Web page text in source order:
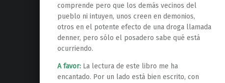
comprende pero que los demás vecinos del
pueblo ni intuyen, unos creen en demonios,
otros en el potente efecto de una droga llamada
denner, pero sólo el posadero sabe qué está
ocurriendo.
A favor: La lectura de este libro me ha
encantado. Por un lado está bien escrito, con